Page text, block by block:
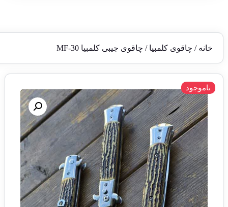
خانه / چاقوی کلمبیا / چاقوی جیبی کلمبیا MF-30
ناموجود